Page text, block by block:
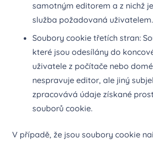
samotným editorem a z nichž
služba požadovaná uživatelem.
Soubory cookie třetích stran:
které jsou odesílány do
uživatele z počítače nebo
nespravuje editor, ale jiný
zpracovává údaje získané
souborů cookie.
V případě, že jsou soubory cookie